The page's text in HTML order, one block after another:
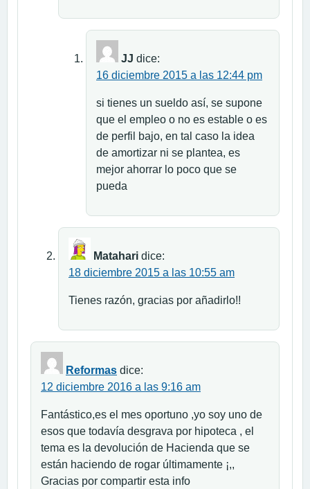
JJ dice:
16 diciembre 2015 a las 12:44 pm
si tienes un sueldo así, se supone
que el empleo o no es estable o es
de perfil bajo, en tal caso la idea
de amortizar ni se plantea, es
mejor ahorrar lo poco que se
pueda
Matahari dice:
18 diciembre 2015 a las 10:55 am
Tienes razón, gracias por añadirlo!!
Reformas dice:
12 diciembre 2016 a las 9:16 am
Fantástico,es el mes oportuno ,yo soy uno de
esos que todavía desgrava por hipoteca , el
tema es la devolución de Hacienda que se
están haciendo de rogar últimamente ¡,,
Gracias por compartir esta info